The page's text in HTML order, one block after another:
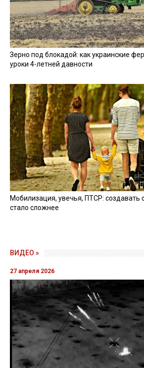
Зерно под блокадой: как украинские
уроки 4-летней давности
Мобилизация, увечья, ПТСР: создавать
стало сложнее
ВИДЕО »
27 апреля 2026